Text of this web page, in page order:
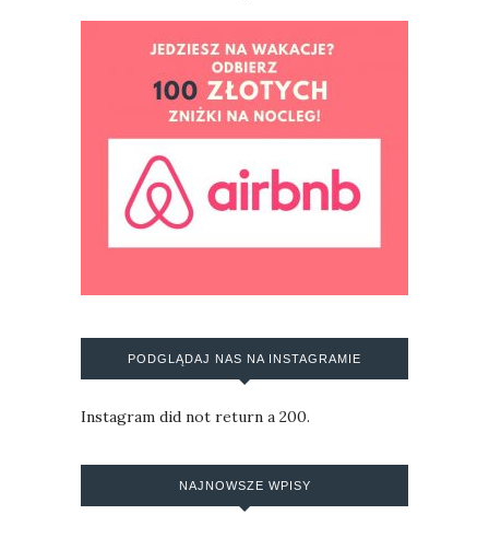
PODGLĄDAJ NAS NA INSTAGRAMIE
Instagram did not return a 200.
NAJNOWSZE WPISY